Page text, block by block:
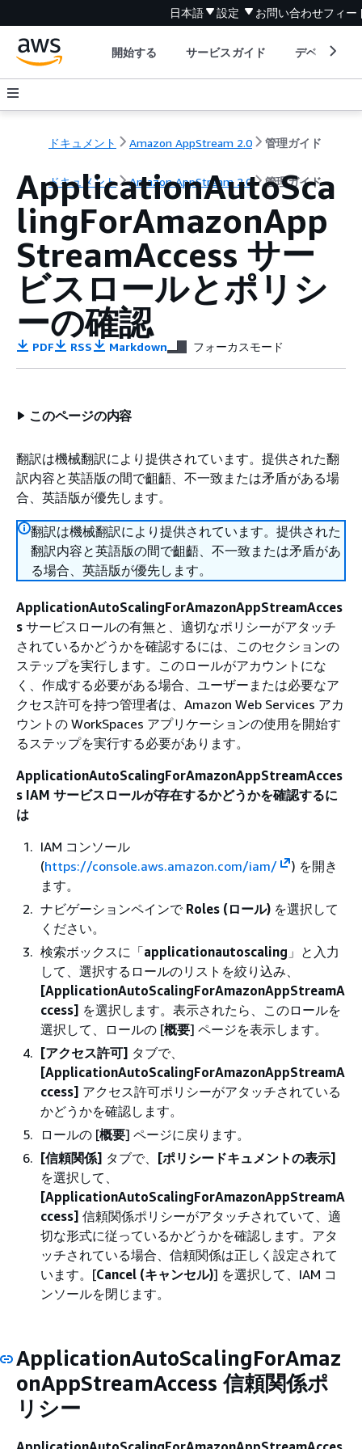
日本語 設定 お問い合わせフィー
開始する サービスガイド デベロッパ
ドキュメント Amazon AppStream 2.0 管理ガイド
ドキュメント Amazon AppStream 2.0 管理ガイド
ApplicationAutoSca
lingForAmazonApp
StreamAccess サー
ビスロールとポリシ
ーの確認
PDF RSS Markdown フォーカスモード
このページの内容
翻訳は機械翻訳により提供されています。提供された翻
訳内容と英語版の間で齟齬、不一致または矛盾がある場
合、英語版が優先します。
翻訳は機械翻訳により提供されています。提供された
翻訳内容と英語版の間で齟齬、不一致または矛盾があ
る場合、英語版が優先します。
ApplicationAutoScalingForAmazonAppStreamAcces
s サービスロールの有無と、適切なポリシーがアタッチ
されているかどうかを確認するには、このセクションの
ステップを実行します。このロールがアカウントにな
く、作成する必要がある場合、ユーザーまたは必要なア
クセス許可を持つ管理者は、Amazon Web Services アカ
ウントの WorkSpaces アプリケーションの使用を開始す
るステップを実行する必要があります。
ApplicationAutoScalingForAmazonAppStreamAcces
s IAM サービスロールが存在するかどうかを確認するに
は
IAM コンソール
(https://console.aws.amazon.com/iam/
) を開き
ます。
ナビゲーションペインで Roles (ロール) を選択して
ください。
検索ボックスに「applicationautoscaling 」と入力
して、選択するロールのリストを絞り込み、
[ApplicationAutoScalingForAmazonAppStreamA
ccess] を選択します。表示されたら、このロールを
選択して、ロールの [概要] ページを表示します。
[アクセス許可] タブで、
[ApplicationAutoScalingForAmazonAppStreamA
ccess] アクセス許可ポリシーがアタッチされている
かどうかを確認します。
ロールの [概要] ページに戻ります。
[信頼関係] タブで、
[ポリシードキュメントの表示]
を選択して、
[ApplicationAutoScalingForAmazonAppStreamA
ccess] 信頼関係ポリシーがアタッチされていて、適
切な形式に従っているかどうかを確認します。アタ
ッチされている場合、信頼関係は正しく設定されて
います。[Cancel (キャンセル)] を選択して、IAM コ
ンソールを閉じます。
ApplicationAutoScalingForAmaz
onAppStreamAccess 信頼関係ポ
リシー